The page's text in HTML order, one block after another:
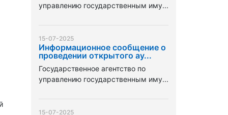
управлению государственным иму...
15-07-2025
Информационное сообщение о
проведении открытого ау...
Государственное агентство по
управлению государственным иму...
15-07-2025